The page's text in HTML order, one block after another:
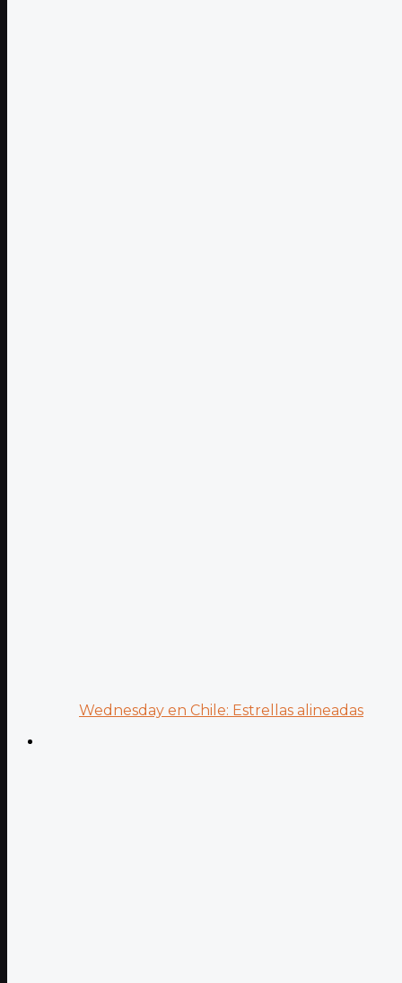
Wednesday en Chile: Estrellas alineadas